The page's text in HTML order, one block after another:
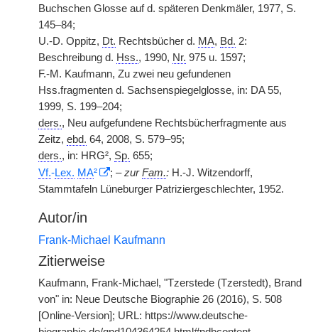
Buchschen Glosse auf d. späteren Denkmäler, 1977, S.
145–84;
U.-D. Oppitz, Dt. Rechtsbücher d. MA, Bd. 2:
Beschreibung d. Hss., 1990, Nr. 975 u. 1597;
F.-M. Kaufmann, Zu zwei neu gefundenen
Hss.fragmenten d. Sachsenspiegelglosse, in: DA 55,
1999, S. 199–204;
ders., Neu aufgefundene Rechtsbücherfragmente aus
Zeitz, ebd. 64, 2008, S. 579–95;
ders., in: HRG², Sp. 655;
Vf.-Lex. MA² ; –zurFam.: H.-J. Witzendorff,
Stammtafeln Lüneburger Patriziergeschlechter, 1952.
Autor/in
Frank-Michael Kaufmann
Zitierweise
Kaufmann, Frank-Michael, "Tzerstede (Tzerstedt), Brand
von" in: Neue Deutsche Biographie 26 (2016), S. 508
[Online-Version]; URL: https://www.deutsche-